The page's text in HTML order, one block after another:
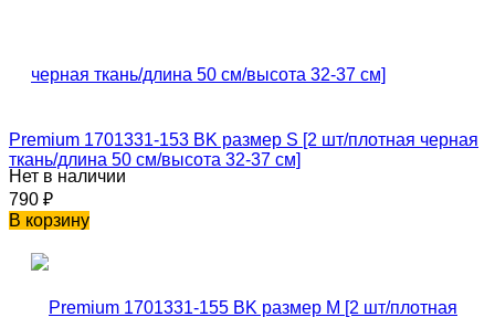
Premium 1701331-153 BK размер S [2 шт/плотная черная
ткань/длина 50 см/высота 32-37 см]
Нет в наличии
790 ₽
В корзину